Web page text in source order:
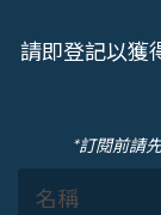
請即登記以獲
*訂閱前請